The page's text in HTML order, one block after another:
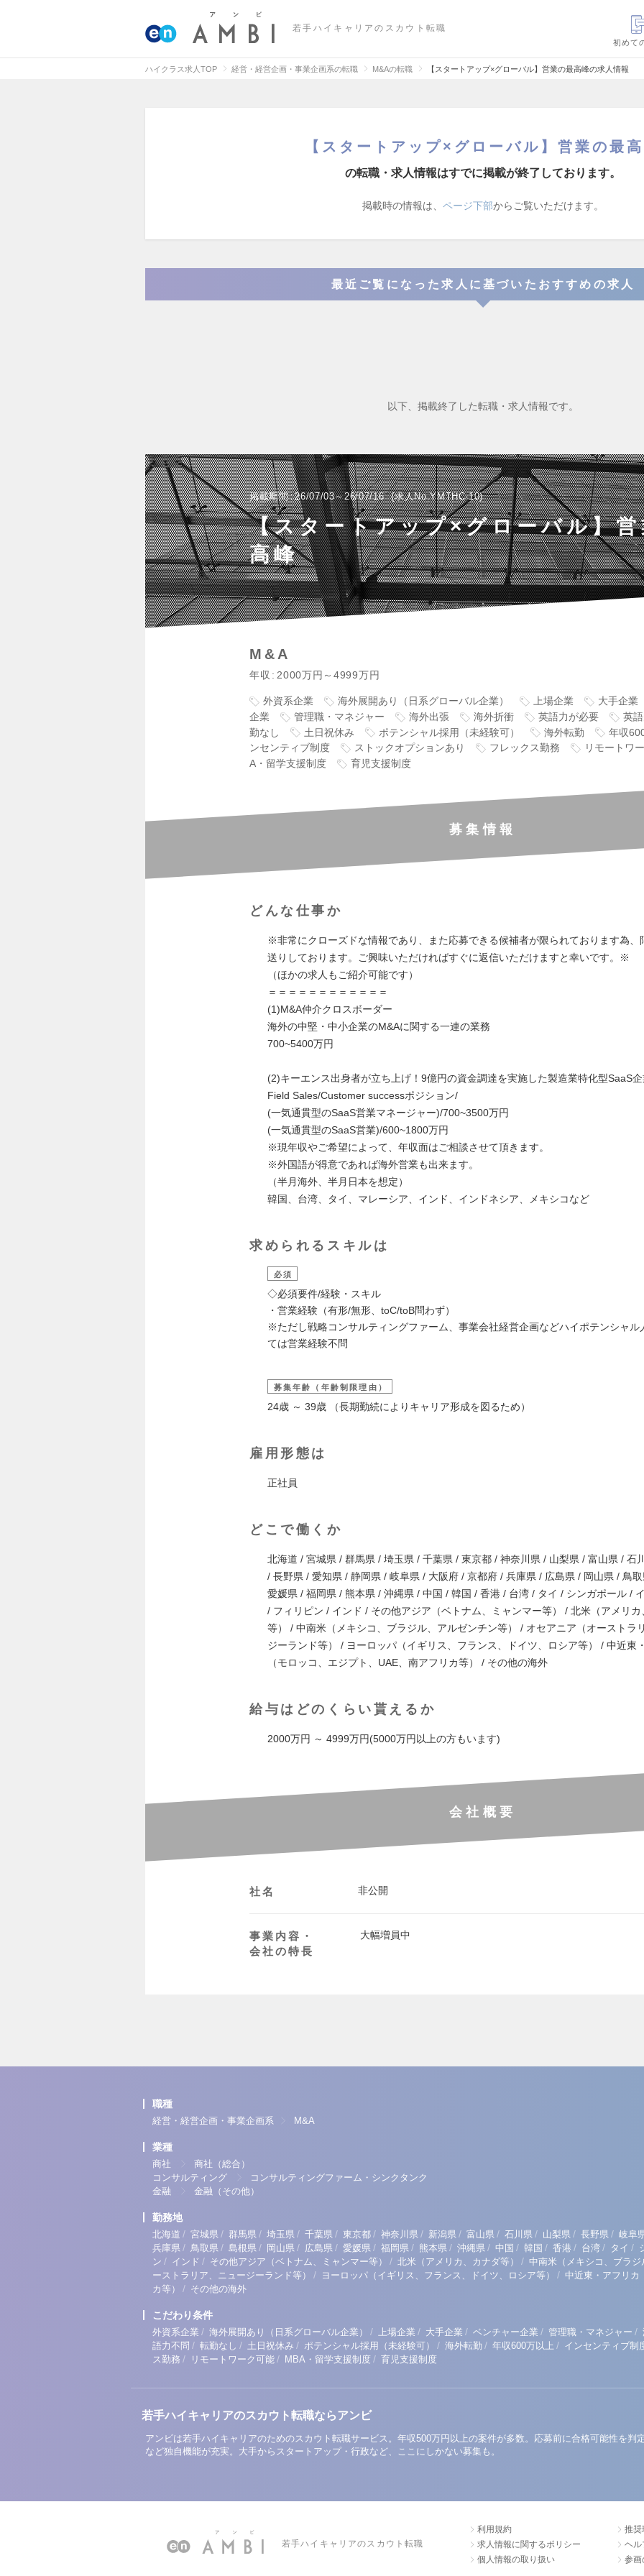
若手ハイキャリアのスカウト転職
初めて
ハイクラス求人TOP 経営・経営企画・事業企画系の転職 M&Aの転職 【スタートアップ×グローバル】営業の最高峰の求人情報
【スタートアップ×グローバル】営業の最
の転職・求人情報はすでに掲載が終了しております。
掲載時の情報は、 ページ下部からご覧いただけます。
最近ご覧になった求人に基づいたおすすめの求人
以下、掲載終了した転職・求人情報です。
掲載期間 26/07/03～26/07/16 求人No.YMTHC-10
【スタートアップ×グローバル】
高峰
M&A
年収 2000万円～4999万円
外資系企業 海外展開あり（日系グローバル企業） 上場企業
大手企業
企業
管理職・マネジャー 海外出張 海外折衝 英語力が必要
英
勤なし
土日祝休み ポテンシャル採用（未経験可） 海外転勤
年収
ンセンティブ制度
ストックオプションあり フレックス勤務
リモートワ
A・留学支援制度
育児支援制度
募集情報
どんな仕事か
※非常にクローズドな情報であり、また応募できる候補者が限られております為、
送りしております。ご興味いただければすぐに返信いただけますと幸いです。※
（ほかの求人もご紹介可能です）
＝＝＝＝＝＝＝＝＝＝＝＝
(1)M&A仲介クロスボーダー
海外の中堅・中小企業のM&Aに関する一連の業務
700~5400万円
(2)キーエンス出身者が立ち上げ！9億円の資金調達を実施した製造業特化型SaaS
Field Sales/Customer successポジション/
(一気通貫型のSaaS営業マネージャー)/700~3500万円
(一気通貫型のSaaS営業)/600~1800万円
※現年収やご希望によって、年収面はご相談させて頂きます。
※外国語が得意であれば海外営業も出来ます。
（半月海外、半月日本を想定）
韓国、台湾、タイ、マレーシア、インド、インドネシア、メキシコなど
求められるスキルは
必須
◇必須要件/経験・スキル
・営業経験（有形/無形、toC/toB問わず）
※ただし戦略コンサルティングファーム、事業会社経営企画などハイポテンシャル
ては営業経験不問
募集年齢（年齢制限理由）
24歳 ～ 39歳 （長期勤続によりキャリア形成を図るため）
雇用形態は
正社員
どこで働くか
北海道 / 宮城県 / 群馬県 / 埼玉県 / 千葉県 / 東京都 / 神奈川県 / 山梨県 / 富山県 / 石
/ 長野県 / 愛知県 / 静岡県 / 岐阜県 / 大阪府 / 京都府 / 兵庫県 / 広島県 / 岡山県 / 鳥
愛媛県 / 福岡県 / 熊本県 / 沖縄県 / 中国 / 韓国 / 香港 / 台湾 / タイ / シンガポール /
/ フィリピン / インド / その他アジア（ベトナム、ミャンマー等） / 北米（アメリカ
等） / 中南米（メキシコ、ブラジル、アルゼンチン等） / オセアニア（オーストラ
ジーランド等） / ヨーロッパ（イギリス、フランス、ドイツ、ロシア等） / 中近東
（モロッコ、エジプト、UAE、南アフリカ等） / その他の海外
給与はどのくらい貰えるか
2000万円 ～ 4999万円(5000万円以上の方もいます)
会社概要
社名 非公開
事業内容・
会社の特長
大幅増員中
職種
経営・経営企画・事業企画系 M&A
業種
商社
商社（総合）
コンサルティング
コンサルティングファーム・シンクタンク
金融
金融（その他）
勤務地
北海道 / 宮城県 / 群馬県 / 埼玉県 / 千葉県 / 東京都 / 神奈川県 / 新潟県 / 富山県 / 石川県 / 山梨県 / 長野県 / 岐阜
兵庫県 / 鳥取県 / 島根県 / 岡山県 / 広島県 / 愛媛県 / 福岡県 / 熊本県 / 沖縄県 / 中国 / 韓国 / 香港 / 台湾 / タイ /
ン / インド / その他アジア（ベトナム、ミャンマー等） / 北米（アメリカ、カナダ等） / 中南米（メキシコ、ブラ
ーストラリア、ニュージーランド等）
/ ヨーロッパ（イギリス、フランス、ドイツ、ロシア等） / 中近東・アフリカ
カ等）
/ その他の海外
こだわり条件
外資系企業 / 海外展開あり（日系グローバル企業） / 上場企業 / 大手企業 / ベンチャー企業 / 管理職・マネジャー /
語力不問 / 転勤なし / 土日祝休み / ポテンシャル採用（未経験可） / 海外転勤 / 年収600万以上 / インセンティブ制
ス勤務 / リモートワーク可能 / MBA・留学支援制度 / 育児支援制度
若手ハイキャリアのスカウト転職ならアンビ
アンビは若手ハイキャリアのためのスカウト転職サービス。年収500万円以上の案件が多数。応募前に合格可能性を判
など独自機能が充実。大手からスタートアップ・行政など、ここにしかない募集も。
若手ハイキャリアのスカウト転職
利用規約
求人情報に関するポリシー
個人情報の取り扱い
推奨
ヘル
参画